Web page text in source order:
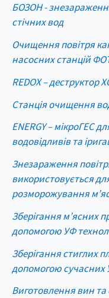
БОЗОН -
стічних вод
Очищення повітря
насосних станцій
REDOX – деструктор
Станція очищення
ENERGY – мікроГЕС
водовідливів та
Знезараження
використовується
розморожування
Зберігання м’ясних
допомогою УФ
Зберігання стиглих
допомогою сучасних
Виготовлення вин та